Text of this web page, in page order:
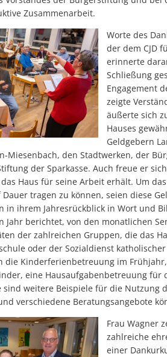
Zusammenarbeit.
Worte des
der dem CJD
erinnerte
Schließung
Engagement
zeigte
äußerte sich
Hauses
Geldgebern
Miesenbach, den Stadtwerken, der
der Sparkasse. Auch freue er
Haus für seine Arbeit erhält. Um
tragen zu können, seien diese
in ihrem Jahresrückblick in Wort und
Jahr berichtet, von den monatlichen
der zahlreichen Gruppen, die das
oder der Sozialdienst
die Kinderferienbetreuung im
eine Hausaufgabenbetreuung für
weitere Beispiele für die Nutzung
verschiedene Beratungsangebote
Frau Wagner
zahlreiche
einer